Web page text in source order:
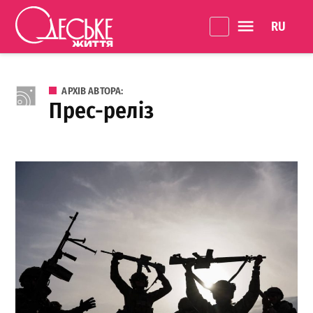
Перейти до вмісту
Життя
АРХІВ АВТОРА:
Прес-реліз